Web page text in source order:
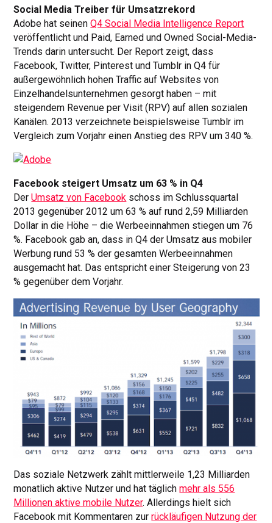
Social Media Treiber für Umsatzrekord
Adobe hat seinenQ4 Social Media Intelligence Report
veröffentlicht und Paid, Earned und Owned Social-Media-
Trends darin untersucht. Der Report zeigt, dass
Facebook, Twitter, Pinterest und Tumblr in Q4 für
außergewöhnlich hohen Traffic auf Websites von
Einzelhandelsunternehmen gesorgt haben – mit
steigendem Revenue per Visit (RPV) auf allen sozialen
Kanälen. 2013 verzeichnete beispielsweise Tumblr im
Vergleich zum Vorjahr einen Anstieg des RPV um 340 %.
Facebook steigert Umsatz um 63 % in Q4
DerUmsatz von Facebook schoss im Schlussquartal
2013 gegenüber 2012 um 63 % auf rund 2,59 Milliarden
Dollar in die Höhe – die Werbeeinnahmen stiegen um 76
%. Facebook gab an, dass in Q4 der Umsatz aus mobiler
Werbung rund 53 % der gesamten Werbeeinnahmen
ausgemacht hat. Das entspricht einer Steigerung von 23
% gegenüber dem Vorjahr.
Das soziale Netzwerk zählt mittlerweile 1,23 Milliarden
monatlich aktive Nutzer und hat täglichmehr als 556
Millionen aktive mobile Nutzer. Allerdings hielt sich
Facebook mit Kommentaren zurrückläufigen Nutzung der